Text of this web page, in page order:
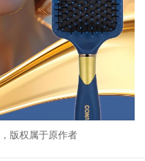
版权属于原作者